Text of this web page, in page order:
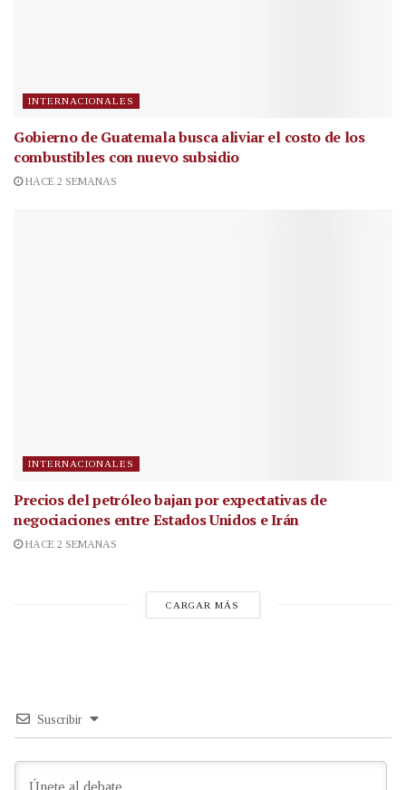
INTERNACIONALES
Gobierno de Guatemala busca aliviar el costo de los
combustibles con nuevo subsidio
HACE 2 SEMANAS
INTERNACIONALES
Precios del petróleo bajan por expectativas de
negociaciones entre Estados Unidos e Irán
HACE 2 SEMANAS
CARGAR MÁS
Suscribir